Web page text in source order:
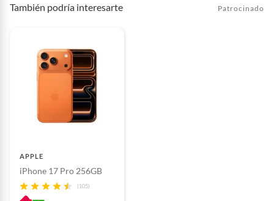
También podría interesarte Patrocinado
APPLE
iPhone 17 Pro 256GB
(105)